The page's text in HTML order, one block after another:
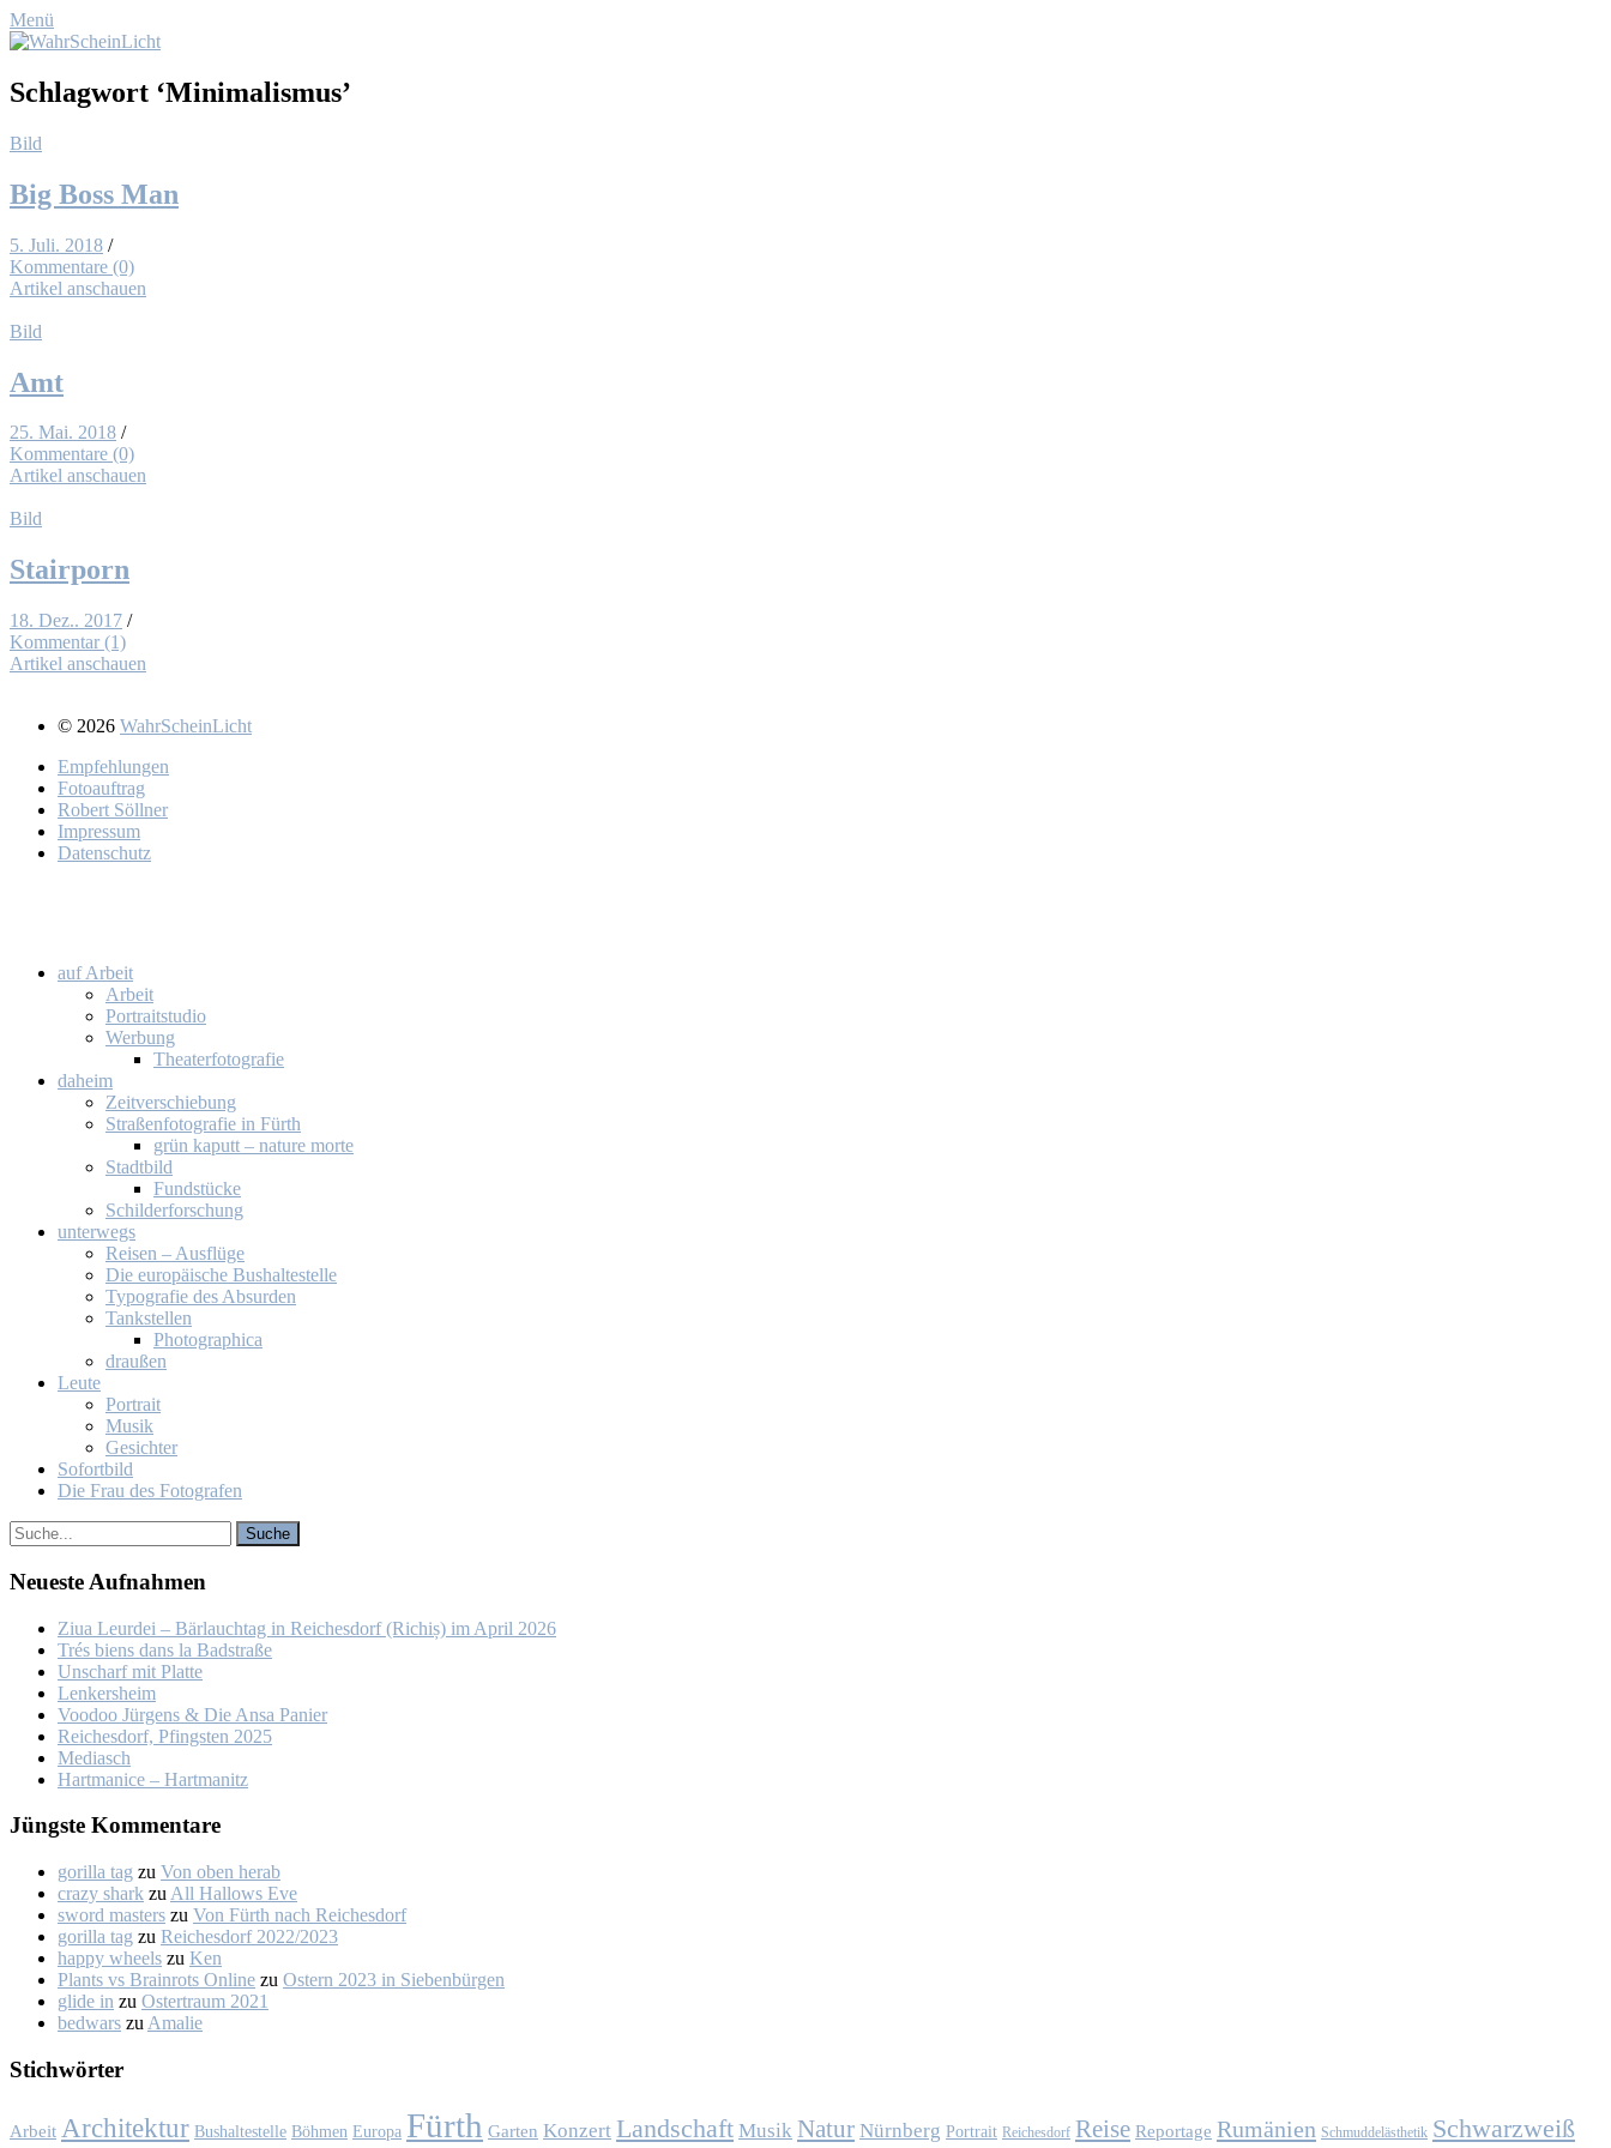
Menü
Schlagwort ‘Minimalismus’
Bild
Big Boss Man
5. Juli. 2018 /
Kommentare (0)
Artikel anschauen
Bild
Amt
25. Mai. 2018 /
Kommentare (0)
Artikel anschauen
Bild
Stair­porn
18. Dez.. 2017 /
Kommentar (1)
Artikel anschauen
© 2026 WahrScheinLicht
Emp­feh­lun­gen
Fo­to­auf­trag
Ro­bert Söll­ner
Im­pres­sum
Da­ten­schutz
auf Ar­beit
Ar­beit
Por­trait­stu­dio
Wer­bung
Thea­ter­fo­to­gra­fie
da­heim
Zeit­ver­schie­bung
Stra­ßen­fo­to­gra­fie in Fürth
grün ka­putt – na­tu­re mor­te
Stadt­bild
Fund­stü­cke
Schil­der­for­schung
un­ter­wegs
Rei­sen – Aus­flü­ge
Die eu­ro­päi­sche Bus­hal­te­stel­le
Ty­po­gra­fie des Ab­sur­den
Tank­stel­len
Pho­to­gra­phi­ca
drau­ßen
Leu­te
Por­trait
Mu­sik
Ge­sich­ter
So­fort­bild
Die Frau des Fo­to­gra­fen
Neu­es­te Auf­nah­men
Ziua Leur­dei – Bär­lauch­tag in Rei­ches­dorf (Ri­chiș) im April 2026
Trés biens dans la Bad­stra­ße
Un­scharf mit Plat­te
Len­kers­heim
Voo­doo Jür­gens & Die An­sa Pa­nier
Rei­ches­dorf, Pfings­ten 2025
Me­dia­sch
Hart­ma­nice – Hart­ma­nitz
Jüngs­te Kom­men­ta­re
gorilla tag zu Von oben her­ab
crazy shark zu All Hal­lows Eve
sword masters zu Von Fürth nach Rei­ches­dorf
gorilla tag zu Rei­ches­dorf 2022/2023
happy wheels zu Ken
Plants vs Brainrots Online zu Os­tern 2023 in Sie­ben­bür­gen
glide in zu Os­ter­traum 2021
bedwars zu Ama­lie
Stich­wör­ter
Arbeit Architektur Bushaltestelle Böhmen Europa Fürth Garten Konzert Landschaft Musik Natur Nürnberg Portrait Reichesdorf Reise Reportage Rumänien Schmuddelästhetik Schwarzweiß